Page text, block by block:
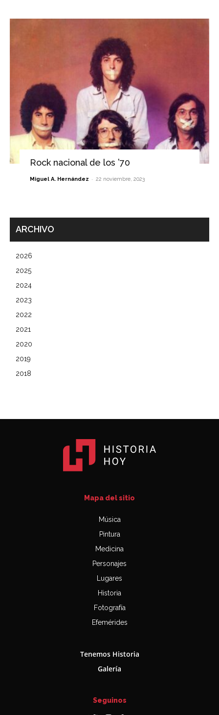
Rock nacional de los ’70
Miguel A. Hernández - 22 noviembre, 2023
ARCHIVO
2026
2025
2024
2023
2022
2021
2020
2019
2018
Mapa del sitio
Música
Pintura
Medicina
Personajes
Lugares
Historia
Fotografía
Efemérides
Tenemos Historia
Galería
Seguinos